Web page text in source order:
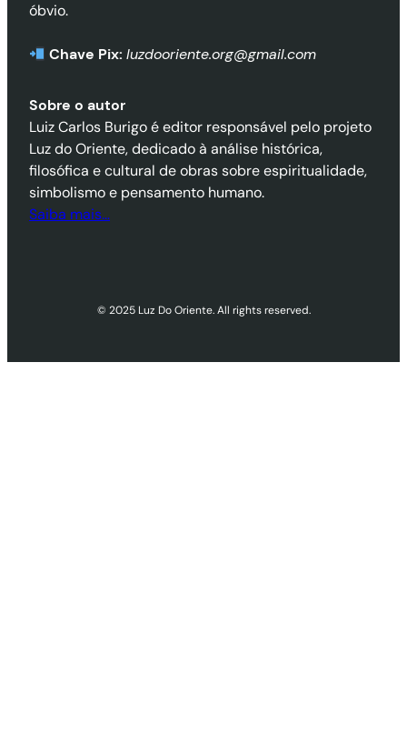
óbvio.
Chave Pix: luzdooriente.org@gmail.com
Sobre o autor
Luiz Carlos Burigo é editor responsável pelo projeto
Luz do Oriente, dedicado à análise histórica,
filosófica e cultural de obras sobre espiritualidade,
simbolismo e pensamento humano.
Saiba mais…
© 2025 Luz Do Oriente. All rights reserved.